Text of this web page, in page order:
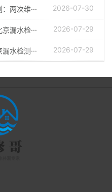
两次维··· 2026-07-30
漏水检··· 2026-07-29
水检测··· 2026-07-29